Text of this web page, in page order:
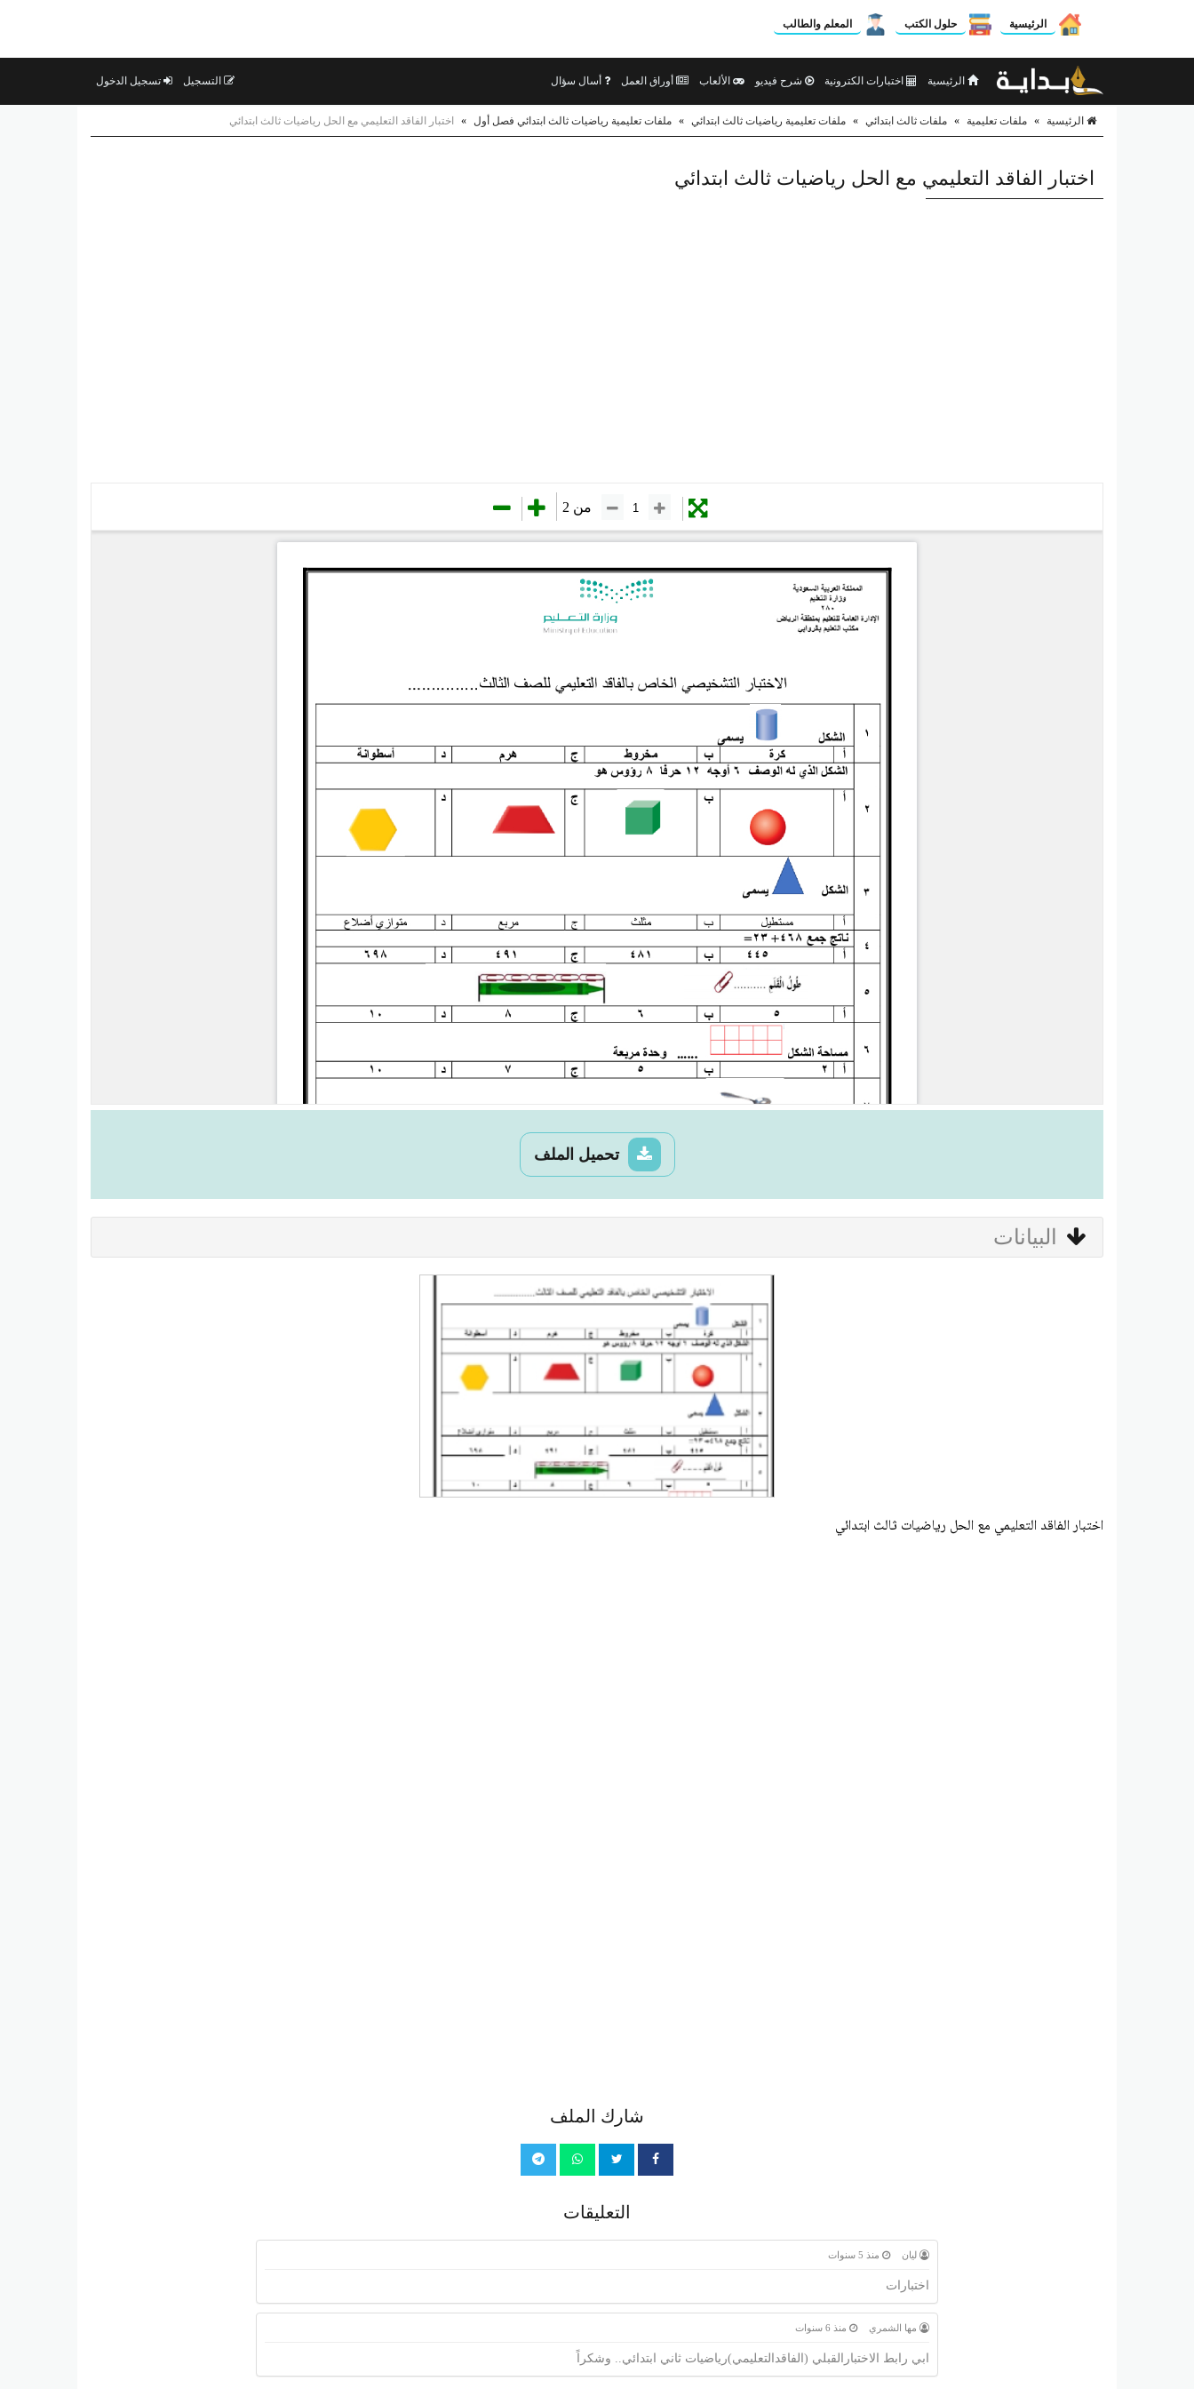
الرئيسية حلول الكتب المعلم والطالب
الرئيسية اختبارات الكترونية شرح فيديو الألعاب أوراق العمل أسال سؤال التسجيل تسجيل الدخول
الرئيسية » ملفات تعليمية » ملفات ثالث ابتدائي » ملفات تعليمية رياضيات ثالث ابتدائي » ملفات تعليمية رياضيات ثالث ابتدائي فصل أول » اختبار الفاقد التعليمي مع الحل رياضيات ثالث ابتدائي
اختبار الفاقد التعليمي مع الحل رياضيات ثالث ابتدائي
تحميل الملف
البيانات
اختبار الفاقد التعليمي مع الحل رياضيات ثالث ابتدائي
شارك الملف
التعليقات
ليان منذ 5 سنوات
اختبارات
مها الشمري منذ 6 سنوات
ابي رابط الاختبارالقبلي (الفاقدالتعليمي)رياضيات ثاني ابتدائي.. وشكراً